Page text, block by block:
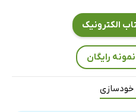
الکترونیک
رایگان